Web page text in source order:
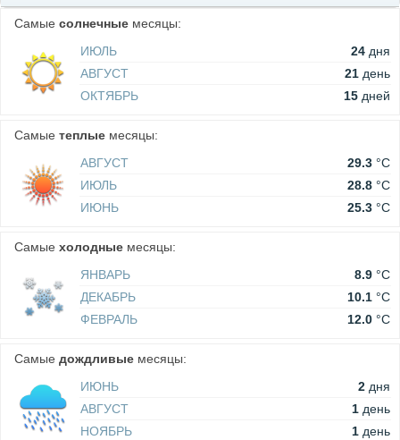
Самые солнечные месяцы:
ИЮЛЬ
24 дня
АВГУСТ
21 день
ОКТЯБРЬ
15 дней
Самые теплые месяцы:
АВГУСТ
29.3 °C
ИЮЛЬ
28.8 °C
ИЮНЬ
25.3 °C
Самые холодные месяцы:
ЯНВАРЬ
8.9 °C
ДЕКАБРЬ
10.1 °C
ФЕВРАЛЬ
12.0 °C
Самые дождливые месяцы:
ИЮНЬ
2 дня
АВГУСТ
1 день
НОЯБРЬ
1 день